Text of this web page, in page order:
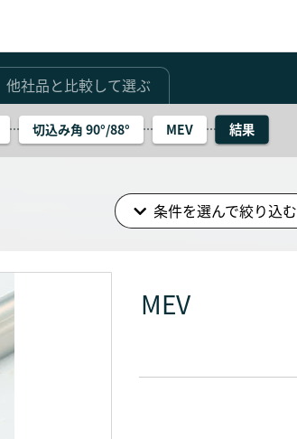
他社品と比較して選ぶ
切込み角 90°/88° MEV 結果
条件を選んで絞り込む
MEV